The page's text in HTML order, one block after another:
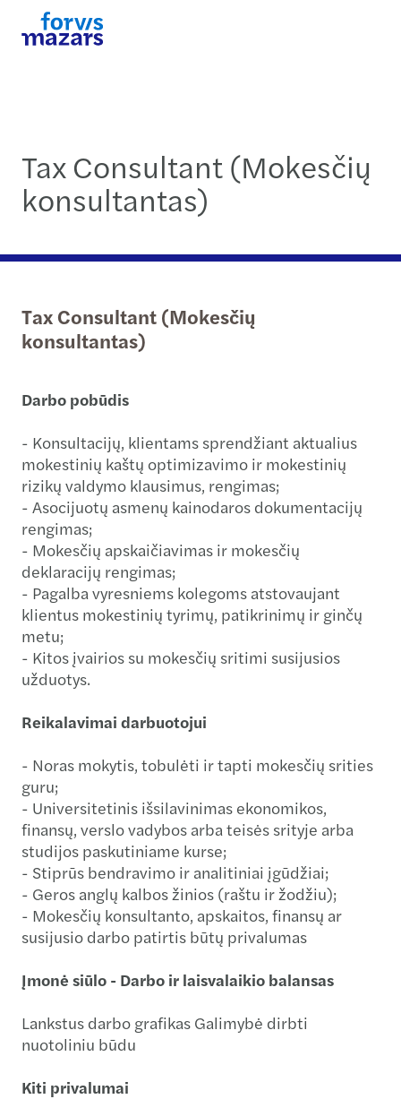
Tax Consultant (Mokesčių
konsultantas)
Tax Consultant (Mokesčių
konsultantas)
Darbo pobūdis
­- Konsultacijų, klientams sprendžiant aktualius
mokestinių kaštų optimizavimo ir mokestinių
rizikų valdymo klausimus, rengimas;
­- Asocijuotų asmenų kainodaros dokumentacijų
rengimas;
­- Mokesčių apskaičiavimas ir mokesčių
deklaracijų rengimas;
­- Pagalba vyresniems kolegoms atstovaujant
klientus mokestinių tyrimų, patikrinimų ir ginčų
metu;
­- Kitos įvairios su mokesčių sritimi susijusios
užduotys.
Reikalavimai darbuotojui
­- Noras mokytis, tobulėti ir tapti mokesčių srities
guru;
­- Universitetinis išsilavinimas ekonomikos,
finansų, verslo vadybos arba teisės srityje arba
studijos paskutiniame kurse;
­- Stiprūs bendravimo ir analitiniai įgūdžiai;
­- Geros anglų kalbos žinios (raštu ir žodžiu);
­- Mokesčių konsultanto, apskaitos, finansų ar
susijusio darbo patirtis būtų privalumas
Įmonė siūlo - Darbo ir laisvalaikio balansas
Lankstus darbo grafikas Galimybė dirbti
nuotoliniu būdu
Kiti privalumai